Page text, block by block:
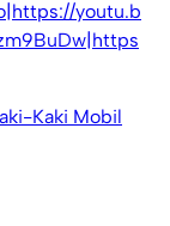
youtu.b
Kaki Mobil